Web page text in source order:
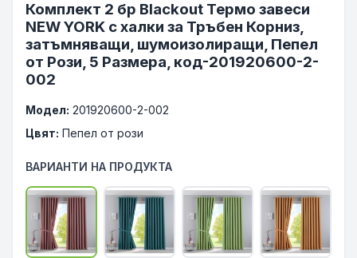
Комплект 2 бр Blackout Термо завеси
NEW YORK с халки за Тръбен Корниз,
затъмняващи, шумоизолиращи, Пепел
от Рози, 5 Размера, код-201920600-2-
002
Модел: 201920600-2-002
Цвят: Пепел от рози
ВАРИАНТИ НА ПРОДУКТА